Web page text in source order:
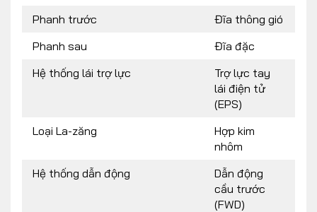
Phanh trước
Đĩa thông gió
Phanh sau
Đĩa đặc
Hệ thống lái trợ lực
Trợ lực tay
lái điện tử
(EPS)
Loại La-zăng
Hợp kim
nhôm
Hệ thống dẫn động
Dẫn động
cầu trước
(FWD)